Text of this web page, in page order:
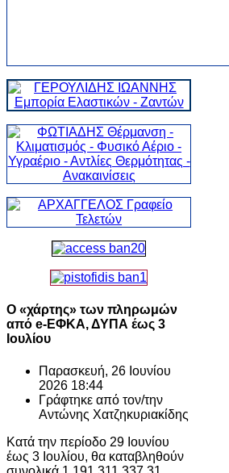
Ο «χάρτης» των πληρωμών
από e-ΕΦΚΑ, ΔΥΠΑ έως 3
Iουλίου
Παρασκευή, 26 Ιουνίου
2026 18:44
Γράφτηκε από τον/την
Αντώνης Χατζηκυριακίδης
Κατά την περίοδο 29 Ιουνίου
έως 3 Ιουλίου, θα καταβληθούν